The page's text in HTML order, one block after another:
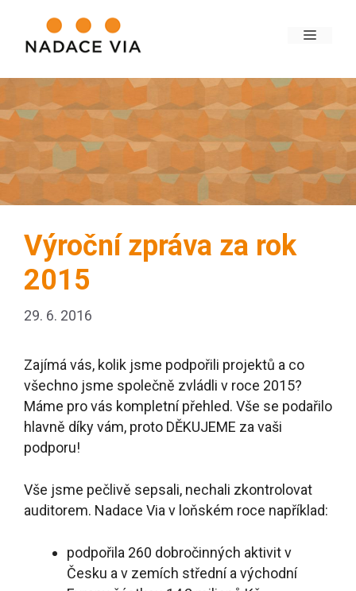
Výroční zpráva za rok
2015
29. 6. 2016
Zajímá vás, kolik jsme podpořili projektů a co
všechno jsme společně zvládli v roce 2015?
Máme pro vás kompletní přehled. Vše se podařilo
hlavně díky vám, proto DĚKUJEME za vaši
podporu!
Vše jsme pečlivě sepsali, nechali zkontrolovat
auditorem. Nadace Via v loňském roce například:
podpořila 260 dobročinných aktivit v
Česku a v zemích střední a východní